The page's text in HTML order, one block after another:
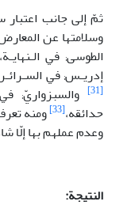
ثمّ إلى جانب اعتبار
وسلامتها عن
الطوسی; في
إدريـس; في
[31] والسبزواريّ;
حدائقه،[33]
ومنه
وعدم عملهم بها إلّا
النتيجة: